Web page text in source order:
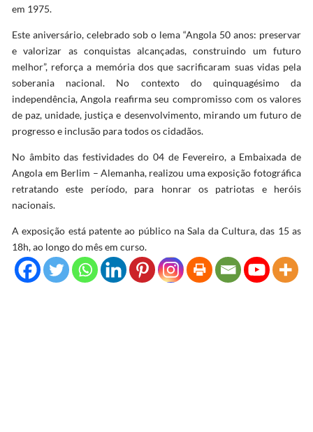
em 1975.
Este aniversário, celebrado sob o lema “Angola 50 anos: preservar
e valorizar as conquistas alcançadas, construindo um futuro
melhor”, reforça a memória dos que sacrificaram suas vidas pela
soberania nacional. No contexto do quinquagésimo da
independência, Angola reafirma seu compromisso com os valores
de paz, unidade, justiça e desenvolvimento, mirando um futuro de
progresso e inclusão para todos os cidadãos.
No âmbito das festividades do 04 de Fevereiro, a Embaixada de
Angola em Berlim – Alemanha, realizou uma exposição fotográfica
retratando este período, para honrar os patriotas e heróis
nacionais.
A exposição está patente ao público na Sala da Cultura, das 15 as
18h, ao longo do mês em curso.